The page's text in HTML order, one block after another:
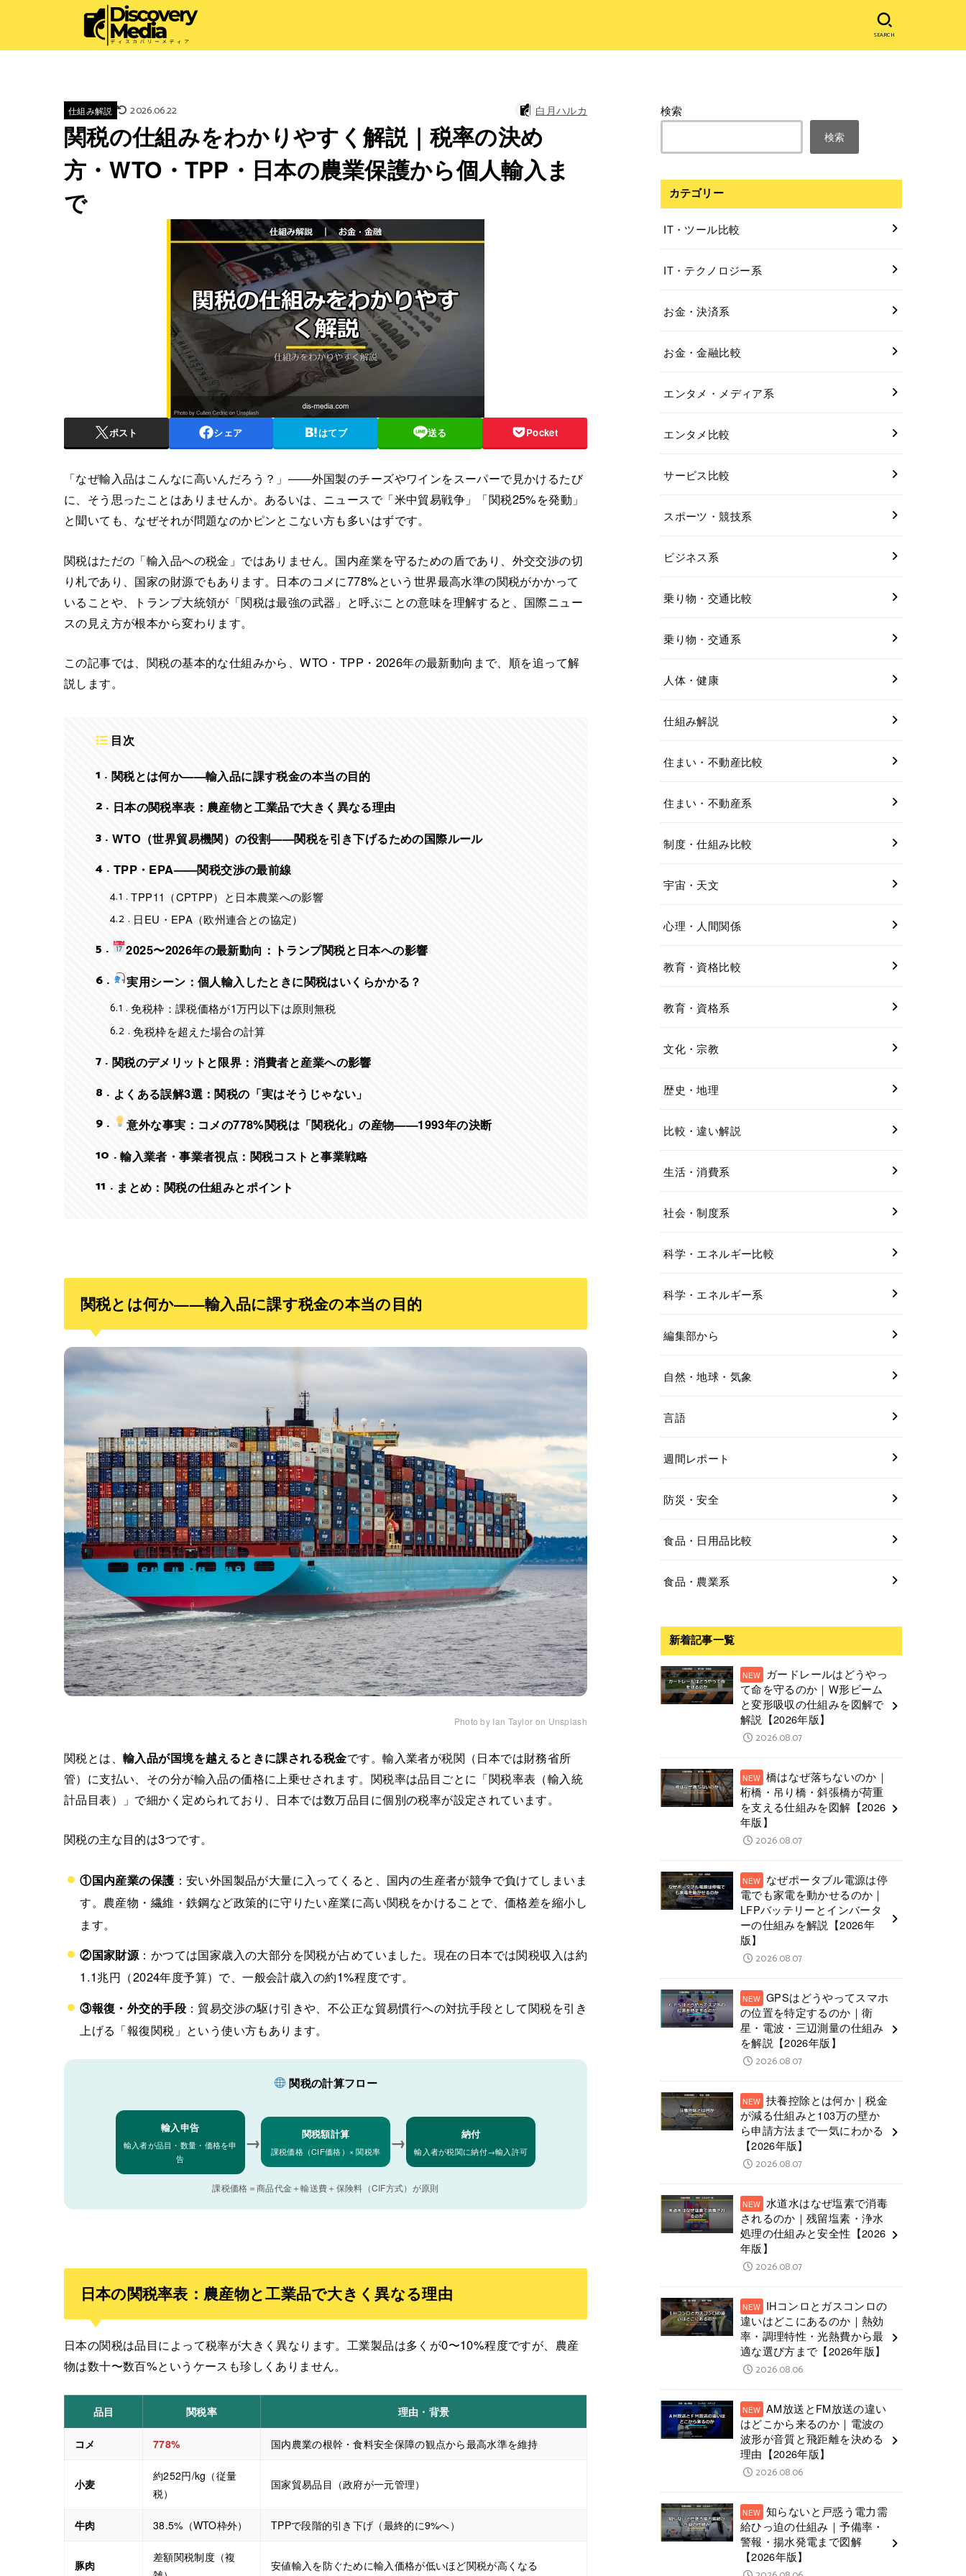
SEARCH
仕組み解説 2026.06.22 白月ハルカ
関税の仕組みをわかりやすく解説｜税率の決め
方・WTO・TPP・日本の農業保護から個人輸入ま
で
ポスト シェア はてブ 送る Pocket
「なぜ輸入品はこんなに高いんだろう？」——外国製のチーズやワインをスーパーで見かけるたび
に、そう思ったことはありませんか。あるいは、ニュースで「米中貿易戦争」「関税25%を発動」
と聞いても、なぜそれが問題なのかピンとこない方も多いはずです。
関税はただの「輸入品への税金」ではありません。国内産業を守るための盾であり、外交交渉の切
り札であり、国家の財源でもあります。日本のコメに778%という世界最高水準の関税がかかって
いることや、トランプ大統領が「関税は最強の武器」と呼ぶことの意味を理解すると、国際ニュー
スの見え方が根本から変わります。
この記事では、関税の基本的な仕組みから、WTO・TPP・2026年の最新動向まで、順を追って解
説します。
目次
1
関税とは何か——輸入品に課す税金の本当の目的
2 日本の関税率表：農産物と工業品で大きく異なる理由
3 WTO（世界貿易機関）の役割——関税を引き下げるための国際ルール
4
TPP・EPA——関税交渉の最前線
4.1
TPP11（CPTPP）と日本農業への影響
4.2 日EU・EPA（欧州連合との協定）
5 2025〜2026年の最新動向：トランプ関税と日本への影響
6
実用シーン：個人輸入したときに関税はいくらかかる？
6.1
免税枠：課税価格が1万円以下は原則無税
6.2 免税枠を超えた場合の計算
7 関税のデメリットと限界：消費者と産業への影響
8 よくある誤解3選：関税の「実はそうじゃない」
9 意外な事実：コメの778%関税は「関税化」の産物——1993年の決断
10 輸入業者・事業者視点：関税コストと事業戦略
11 まとめ：関税の仕組みとポイント
関税とは何か——輸入品に課す税金の本当の目的
Photo by Ian Taylor on Unsplash
関税とは、輸入品が国境を越えるときに課される税金です。輸入業者が税関（日本では財務省所
管）に支払い、その分が輸入品の価格に上乗せされます。関税率は品目ごとに「関税率表（輸入統
計品目表）」で細かく定められており、日本では数万品目に個別の税率が設定されています。
関税の主な目的は3つです。
①国内産業の保護 ：安い外国製品が大量に入ってくると、国内の生産者が競争で負けてしまいま
す。農産物・繊維・鉄鋼など政策的に守りたい産業に高い関税をかけることで、価格差を縮小し
ます。
②国家財源：かつては国家歳入の大部分を関税が占めていました。現在の日本では関税収入は約
1.1兆円（2024年度予算）で、一般会計歳入の約1%程度です。
③報復・外交的手段：貿易交渉の駆け引きや、不公正な貿易慣行への対抗手段として関税を引き
上げる「報復関税」という使い方もあります。
関税の計算フロー
輸入申告
輸入者が品目・数量・価格を申
告
→ 関税額計算
課税価格（CIF価格）× 関税率 → 納付
輸入者が税関に納付→輸入許可
課税価格＝商品代金＋輸送費＋保険料（CIF方式）が原則
日本の関税率表：農産物と工業品で大きく異なる理由
日本の関税は品目によって税率が大きく異なります。工業製品は多くが0〜10%程度ですが、農産
物は数十〜数百%というケースも珍しくありません。
品目 関税率 理由・背景
コメ 778% 国内農業の根幹・食料安全保障の観点から最高水準を維持
小麦
約252円/kg（従量
税）
国家貿易品目（政府が一元管理）
牛肉 38.5%（WTO枠外） TPPで段階的引き下げ（最終的に9%へ）
豚肉
差額関税制度（複
安値輸入を防ぐために輸入価格が低いほど関税が高くなる
検索
検索
カテゴリー
IT・ツール比較
IT・テクノロジー系
お金・決済系
お金・金融比較
エンタメ・メディア系
エンタメ比較
サービス比較
スポーツ・競技系
ビジネス系
乗り物・交通比較
乗り物・交通系
人体・健康
仕組み解説
住まい・不動産比較
住まい・不動産系
制度・仕組み比較
宇宙・天文
心理・人間関係
教育・資格比較
教育・資格系
文化・宗教
歴史・地理
比較・違い解説
生活・消費系
社会・制度系
科学・エネルギー比較
科学・エネルギー系
編集部から
自然・地球・気象
言語
週間レポート
防災・安全
食品・日用品比較
食品・農業系
新着記事一覧
ガードレールはどうやっ
て命を守るのか｜W形ビーム
と変形吸収の仕組みを図解で
解説【2026年版】
2026.08.07
橋はなぜ落ちないのか｜
桁橋・吊り橋・斜張橋が荷重
を支える仕組みを図解【2026
年版】
2026.08.07
なぜポータブル電源は停
電でも家電を動かせるのか｜
LFPバッテリーとインバータ
ーの仕組みを解説【2026年
版】
2026.08.07
GPSはどうやってスマホ
の位置を特定するのか｜衛
星・電波・三辺測量の仕組み
を解説【2026年版】
2026.08.07
扶養控除とは何か｜税金
が減る仕組みと103万の壁か
ら申請方法まで一気にわかる
【2026年版】
2026.08.07
水道水はなぜ塩素で消毒
されるのか｜残留塩素・浄水
処理の仕組みと安全性【2026
年版】
2026.08.07
IHコンロとガスコンロの
違いはどこにあるのか｜熱効
率・調理特性・光熱費から最
適な選び方まで【2026年版】
2026.08.06
AM放送とFM放送の違い
はどこから来るのか｜電波の
波形が音質と飛距離を決める
理由【2026年版】
2026.08.06
知らないと戸惑う電力需
給ひっ迫の仕組み｜予備率・
警報・揚水発電まで図解
【2026年版】